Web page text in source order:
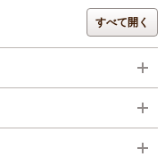
すべて開く